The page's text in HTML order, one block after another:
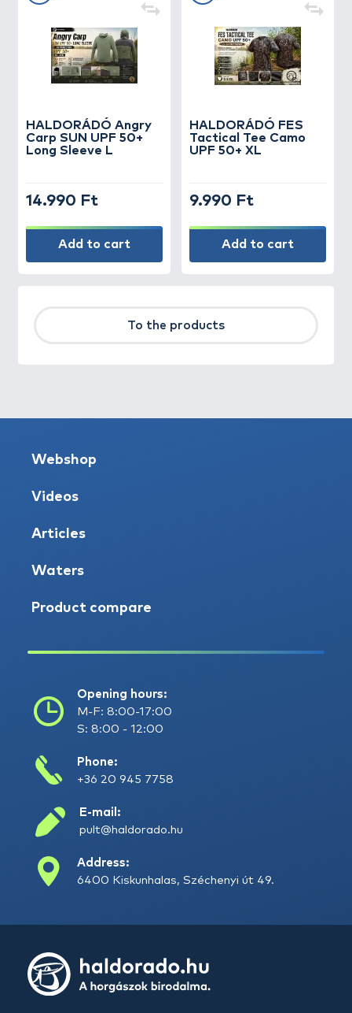
HALDORÁDÓ Angry
Carp SUN UPF 50+
Long Sleeve L
14.990 Ft
Add to cart
HALDORÁDÓ FES
Tactical Tee Camo
UPF 50+ XL
9.990 Ft
Add to cart
To the products
Webshop
Videos
Articles
Waters
Product compare
Opening hours:
M-F: 8:00-17:00
S: 8:00 - 12:00
Phone:
+36 20 945 7758
E-mail:
pult@haldorado.hu
Address:
6400 Kiskunhalas, Széchenyi út 49.